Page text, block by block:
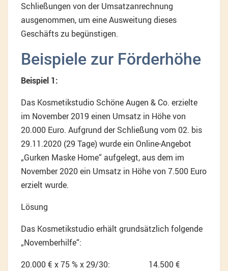
Schließungen von der Umsatzanrechnung
ausgenommen, um eine Ausweitung dieses
Geschäfts zu begünstigen.
Beispiele zur Förderhöhe
Beispiel 1:
Das Kosmetikstudio Schöne Augen & Co. erzielte
im November 2019 einen Umsatz in Höhe von
20.000 Euro. Aufgrund der Schließung vom 02. bis
29.11.2020 (29 Tage) wurde ein Online-Angebot
„Gurken Maske Home“ aufgelegt, aus dem im
November 2020 ein Umsatz in Höhe von 7.500 Euro
erzielt wurde.
Lösung
Das Kosmetikstudio erhält grundsätzlich folgende
„Novemberhilfe“:
20.000 € x 75 % x 29/30: 14.500 €